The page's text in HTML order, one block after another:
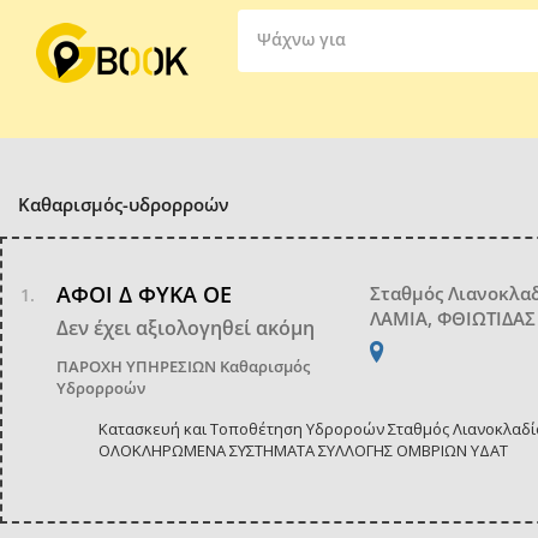
Ψάχνω για
Καθαρισμός-υδρορροών
ΑΦΟΙ Δ ΦΥΚΑ ΟΕ
Δεν έχει αξιολογηθεί ακόμη
ΠΑΡΟΧΗ ΥΠΗΡΕΣΙΩΝ Καθαρισμός
Υδρορροών
Σταθμός
ΛΑΜΙΑ, ΦΘΙΩΤΙΔΑΣ
Κατασκευή και Τοποθέτηση Υδροροών Σταθμός
ΟΛΟΚΛΗΡΩΜΕΝΑ ΣΥΣΤΗΜΑΤΑ ΣΥΛΛΟΓΗΣ ΟΜΒΡΙΩΝ ΥΔΑΤ